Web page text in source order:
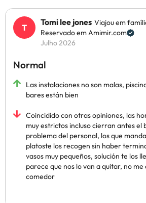
Tomi lee jones Viajou em
Reservado em Amimir.com
Julho 2026
Normal
Las instalaciones no son malas,
bares están bien
Coincidido con otras opiniones, las
muy estrictos incluso cierran antes el
problema del personal, los que
platoste los recogen sin haber
vasos muy pequeños, solución te los
parece que nos lo van a quitar, no me
comedor